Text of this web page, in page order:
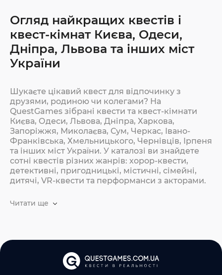
Огляд найкращих квестів і
квест-кімнат Києва, Одеси,
Дніпра, Львова та інших міст
України
Шукаєте цікавий квест для відпочинку з
друзями, родиною чи колегами? На
QuestGames зібрані квести та квест-кімнати
Києва, Одеси, Львова, Дніпра, Харкова,
Запоріжжя, Миколаєва, Сум, Черкас, Івано-
Франківська, Хмельницького, Чернівців, Ірпеня
та інших міст України. У каталозі ви знайдете
сотні квестів різних жанрів: хорор-квести,
детективні, пригодницькі, містичні, сімейні,
дитячі, VR-квести та перформанси з акторами.
Читати ще